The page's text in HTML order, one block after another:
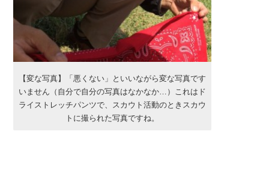
【変な写真】「悪くない」といいながら変な写真です
いません（自分で自分の写真はなかなか…）これはド
ライストレッチパンツで、スカウト活動のときスカウ
トに撮られた写真ですね。